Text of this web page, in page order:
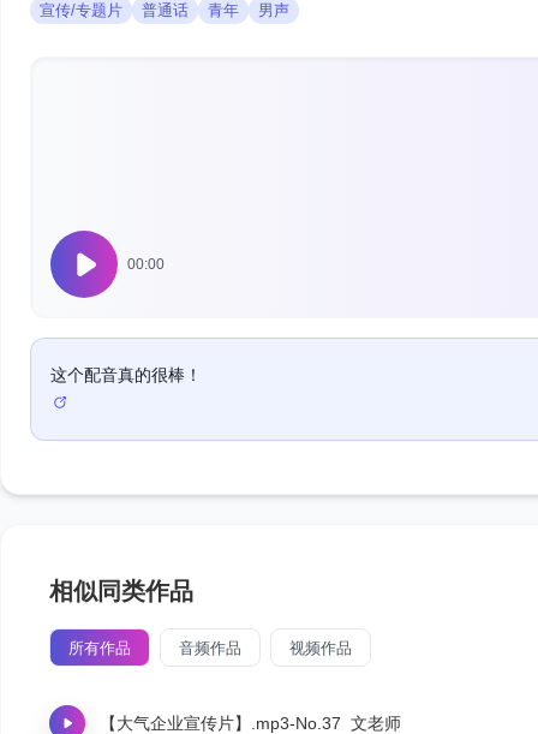
宣传/专题片 普通话 青年 男声
00:00
这个配音真的很棒！
相似同类作品
所有作品 音频作品 视频作品
【大气企业宣传片】.mp3-No.37 文老师